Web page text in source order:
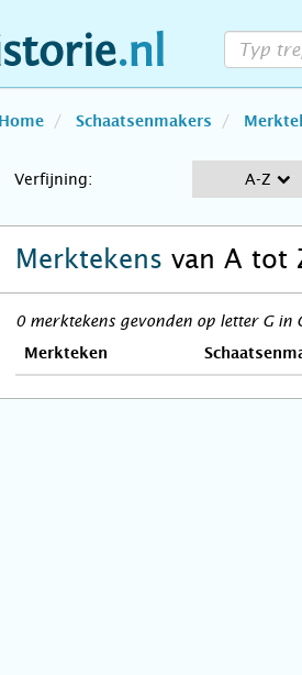
Home Schaatsenmakers
Verfijning: A-Z
Merktekens van A tot
0 merktekens gevonden op letter G in
Merkteken